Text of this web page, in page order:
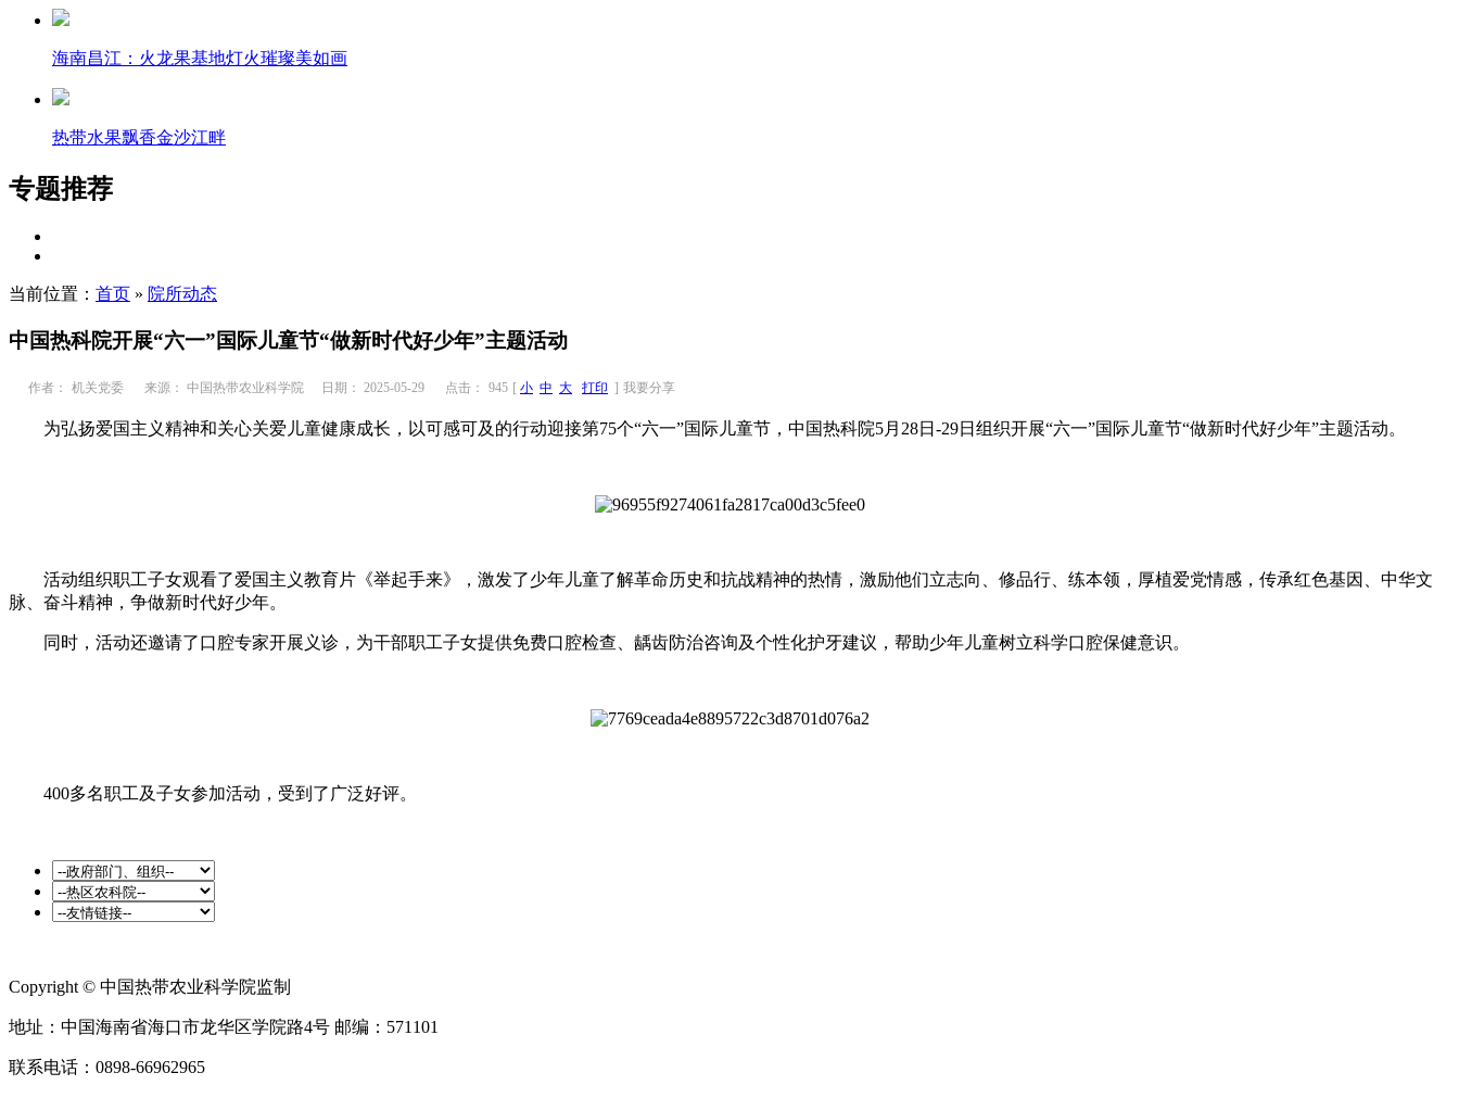
海南昌江：火龙果基地灯火璀璨美如画
热带水果飘香金沙江畔
专题推荐
当前位置： 首页 » 院所动态
中国热科院开展“六一”国际儿童节“做新时代好少年”主题活动
作者： 机关党委 来源： 中国热带农业科学院 日期： 2025-05-29 点击： 945 [ 小 中 大 打印 ] 我要分享
为弘扬爱国主义精神和关心关爱儿童健康成长，以可感可及的行动迎接第75个“六一”国际儿童节，中国热科院5月28日-29日组织开展“六一”国际儿童节“做新时代好少年”主题活动。
活动组织职工子女观看了爱国主义教育片《举起手来》，激发了少年儿童了解革命历史和抗战精神的热情，激励他们立志向、修品行、练本领，厚植爱党情感，传承红色基因、中华文
脉、奋斗精神，争做新时代好少年。
同时，活动还邀请了口腔专家开展义诊，为干部职工子女提供免费口腔检查、龋齿防治咨询及个性化护牙建议，帮助少年儿童树立科学口腔保健意识。
400多名职工及子女参加活动，受到了广泛好评。
Copyright © 中国热带农业科学院监制
地址：中国海南省海口市龙华区学院路4号 邮编：571101
联系电话：0898-66962965